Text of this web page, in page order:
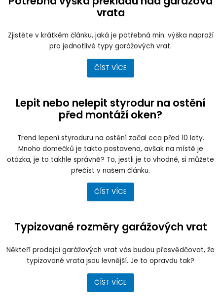
vrata
Zjistěte v krátkém článku, jaká je potřebná min. výška napraží
pro jednotlivé typy garážových vrat.
ČÍST VÍCE
Lepit nebo nelepit styrodur na ostění
před montáží oken?
Trend lepení styroduru na ostění začal cca před 10 lety.
Mnoho domečků je takto postaveno, avšak na místě je
otázka, je to takhle správně? To, jestli je to vhodné, si můžete
přečíst v našem článku.
ČÍST VÍCE
Typizované rozměry garážových vrat
Někteří prodejci garážových vrat vás budou přesvědčovat, že
typizované vrata jsou levnější. Je to opravdu tak?
ČÍST VÍCE